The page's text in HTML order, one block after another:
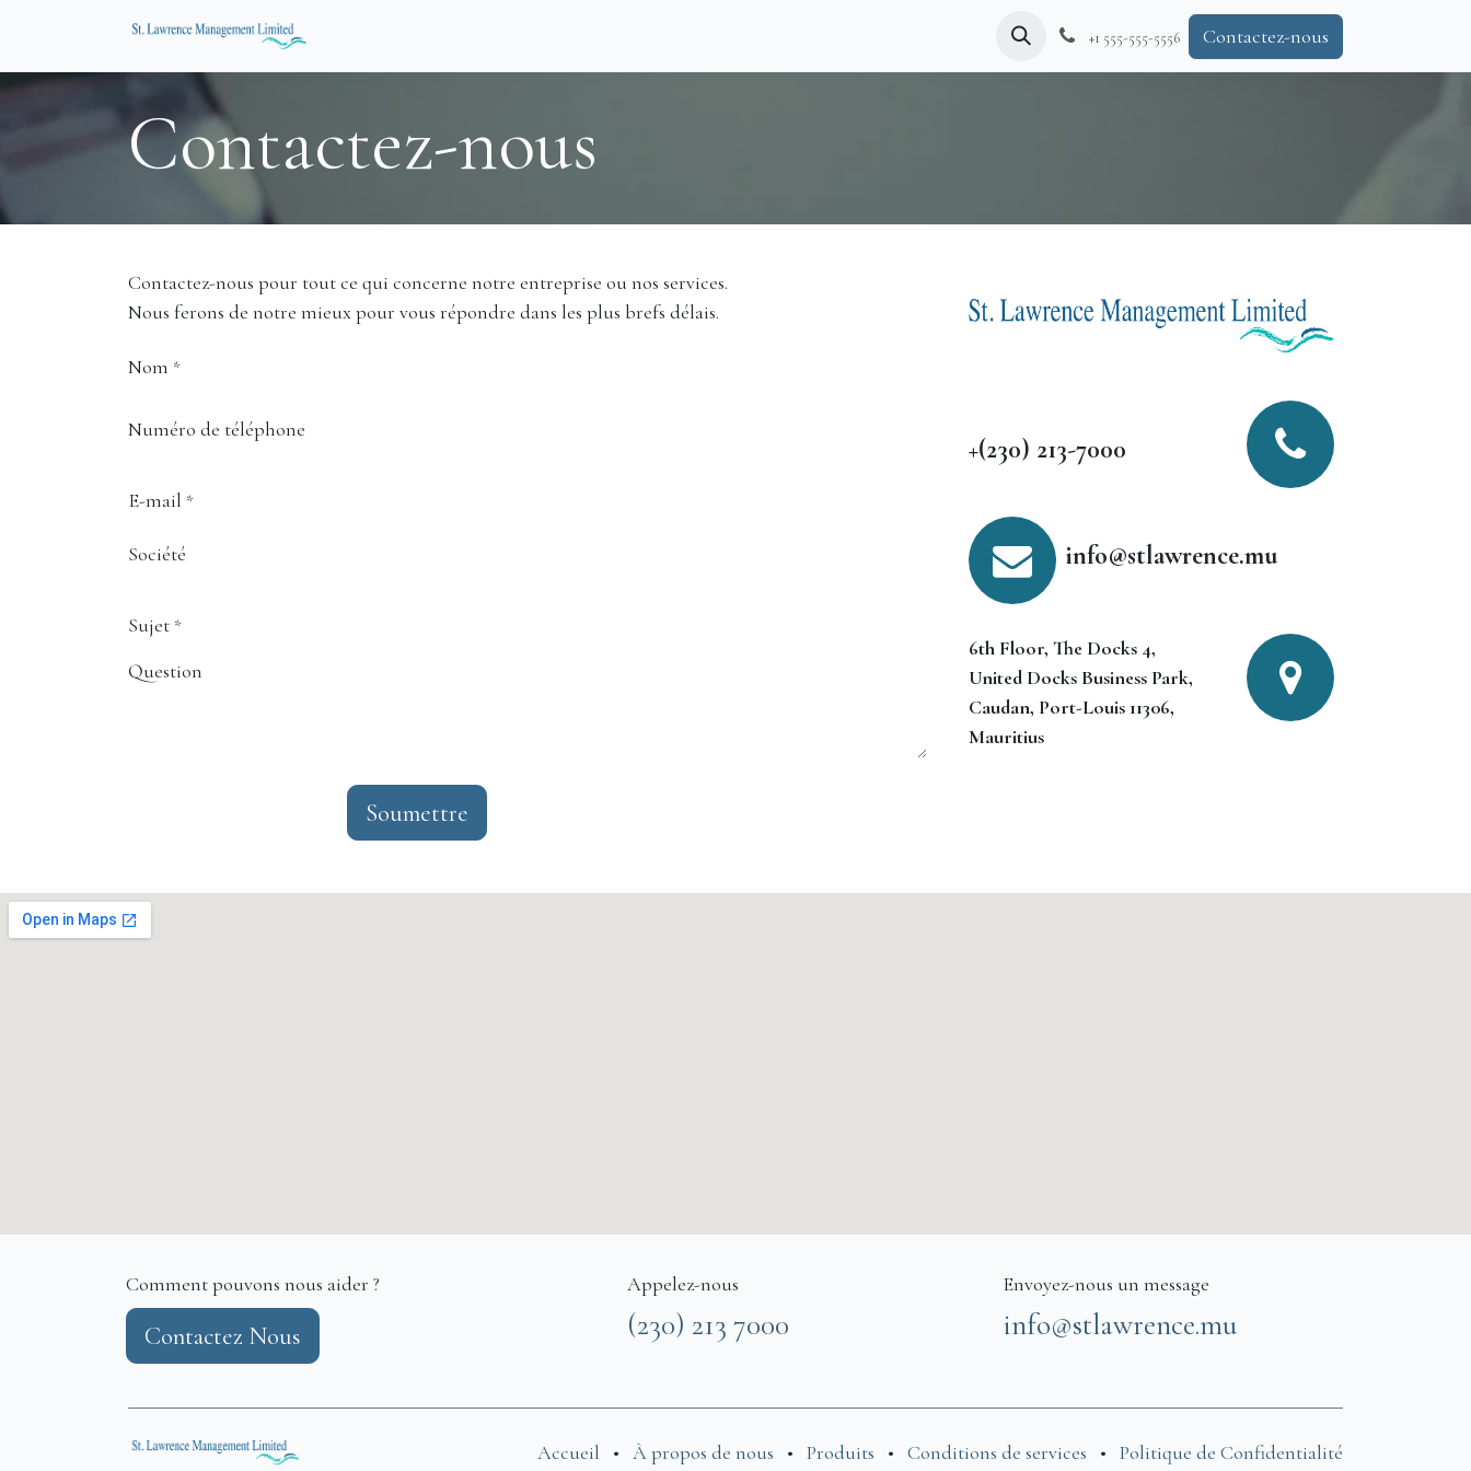
+1 555-555-5556 Contactez-nous
Contactez-nous
Contactez-nous pour tout ce qui concerne notre entreprise ou nos services.
Nous ferons de notre mieux pour vous répondre dans les plus brefs délais.
Nom *
Numéro de téléphone
E-mail *
Société
Sujet *
Question
Soumettre
+(230) 213-7000
info@stlawrence.mu
6th Floor, The Docks 4,
United Docks Business Park,
Caudan, Port-Louis 11306,
Mauritius
Comment pouvons nous aider ?
Contactez Nous
Appelez-nous
(230) 213 7000
Envoyez-nous un message
info@stlawrence.mu
Accueil • À propos de nous • Produits • Conditions de services • Politique de Confidentialité